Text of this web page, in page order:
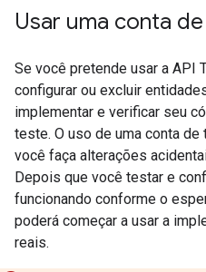
Usar uma conta
Se você pretende usar a API
configurar ou excluir
implementar e verificar seu
teste. O uso de uma conta de
você faça alterações
Depois que você testar e
funcionando conforme o
poderá começar a usar a
reais.